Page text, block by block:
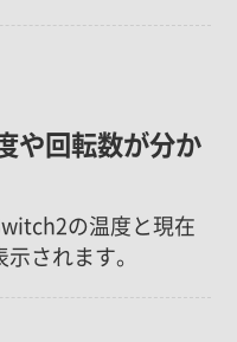
や回転数が分か
の温度と現在
されます。